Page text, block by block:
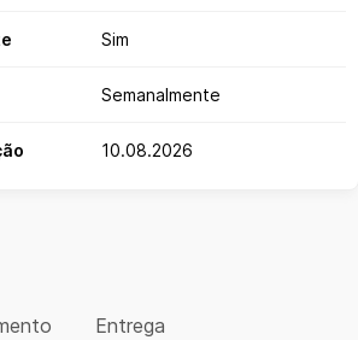
Sim
Semanalmente
10.08.2026
Entrega